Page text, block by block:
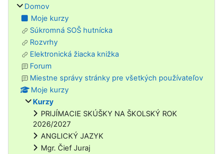
Domov
Moje kurzy
Súkromná SOŠ hutnícka
Rozvrhy
Elektronická žiacka knižka
Forum
Miestne správy stránky pre všetkých používateľov
Moje kurzy
Kurzy
PRIJÍMACIE SKÚŠKY NA ŠKOLSKÝ ROK
2026/2027
ANGLICKÝ JAZYK
Mgr. Čief Juraj